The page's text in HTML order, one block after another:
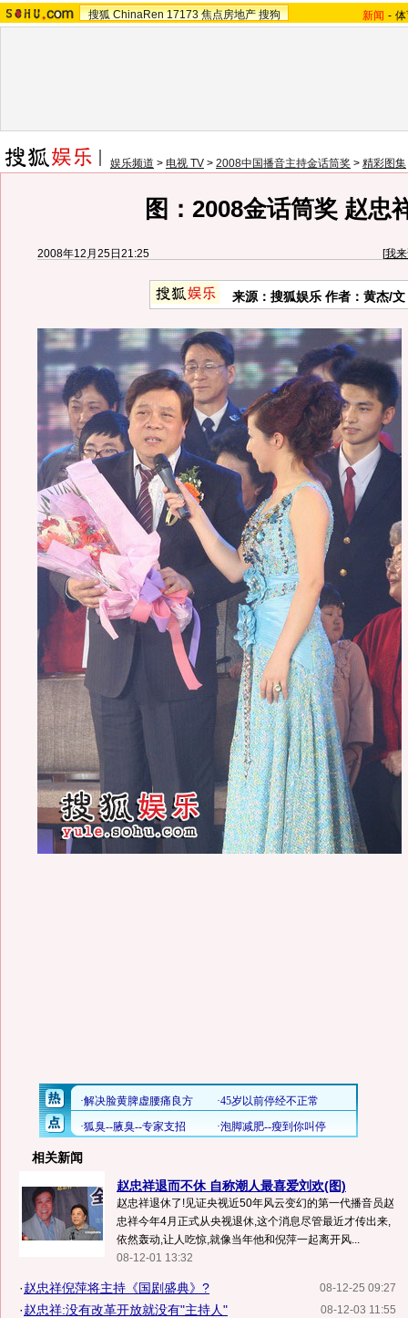
搜狐 ChinaRen 17173 焦点房地产 搜狗 新闻 -
娱乐频道 > 电视 TV > 2008中国播音主持金话筒奖 > 精彩图集
图：2008金话筒奖 赵忠
2008年12月25日21:25 [我
来源：搜狐娱乐 作者：黄杰/
相关新闻
赵忠祥退而不休 自称潮人最喜爱刘欢(图)
赵忠祥退休了!见证央视近50年风云变幻的第一代播音员赵
忠祥今年4月正式从央视退休,这个消息尽管最近才传出来,
依然轰动,让人吃惊,就像当年他和倪萍一起离开风...
08-12-01 13:32
08-12-25 09:27
·赵忠祥倪萍将主持《国剧盛典》?
08-12-03 11:55
·赵忠祥:没有改革开放就没有"主持人"